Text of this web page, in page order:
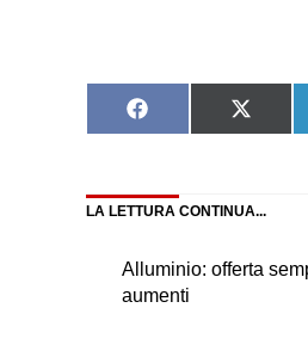
Share
on
Share
on
LA LETTURA CONTINUA...
Alluminio: offerta
aumenti